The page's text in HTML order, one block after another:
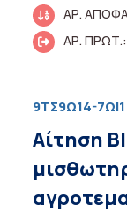
ΑΡ.
ΑΡ.
9ΤΣ9Ω14-7ΩΙ1
Αίτηση